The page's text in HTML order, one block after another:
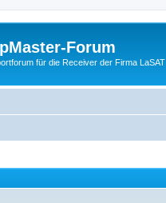
Forum
für die Receiver der Firma LaSAT